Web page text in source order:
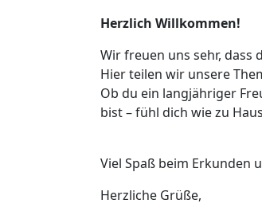
Herzlich Willkommen!
Wir freuen uns sehr, dass
Hier teilen wir unsere
Ob du ein langjähriger
bist – fühl dich wie zu
Viel Spaß beim Erkunden
Herzliche Grüße,